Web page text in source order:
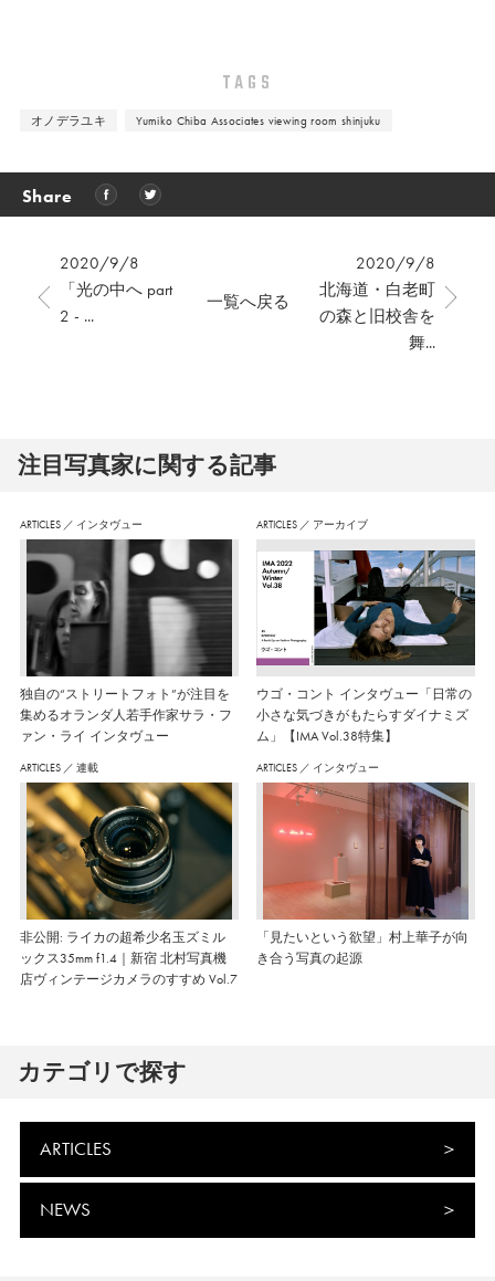
TAGS
オノデラユキ Yumiko Chiba Associates viewing room shinjuku
Share
2020/9/8
「光の中へ part
2 - ...
2020/9/8
北海道・⽩⽼町
の森と旧校舎を
舞...
一覧へ戻る
注⽬写真家に関する記事
ARTICLES ／ インタヴュー
独自の“ストリートフォト”が注目を
集めるオランダ人若手作家サラ・フ
ァン・ライ インタヴュー
ARTICLES ／ アーカイブ
ウゴ・コント インタヴュー「日常の
小さな気づきがもたらすダイナミズ
ム」【IMA Vol.38特集】
ARTICLES ／ 連載
非公開: ライカの超希少名玉ズミル
ックス35mm f1.4｜新宿 北村写真機
店ヴィンテージカメラのすすめ Vol.7
ARTICLES ／ インタヴュー
「見たいという欲望」村上華子が向
き合う写真の起源
カテゴリで探す
ARTICLES
NEWS